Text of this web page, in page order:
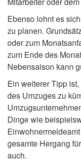
Ebenso lohnt es
zu planen.
oder zum
zum Ende des
Nebensaison kann
Ein weiterer Tipp
des Umzuges zu
Dinge wie
gesamte Hergang
auch.